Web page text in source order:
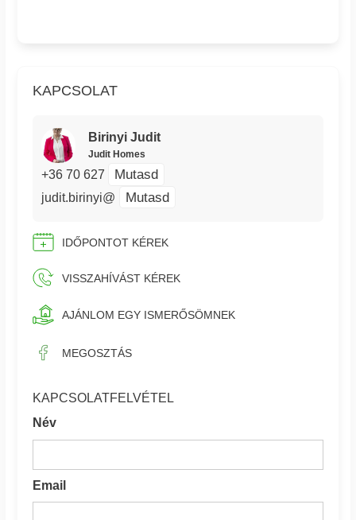
KAPCSOLAT
Birinyi Judit
Judit Homes
+36 70 627 Mutasd
judit.birinyi@ Mutasd
IDŐPONTOT KÉREK
VISSZAHÍVÁST KÉREK
AJÁNLOM EGY ISMERŐSÖMNEK
MEGOSZTÁS
KAPCSOLATFELVÉTEL
Név
Email